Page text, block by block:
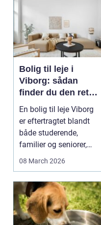
Bolig til leje i
Viborg: sådan
finder du den rette
lejlighed
En bolig til leje Viborg
er eftertragtet blandt
både studerende,
familier og seniorer,
fordi b...
08 March 2026